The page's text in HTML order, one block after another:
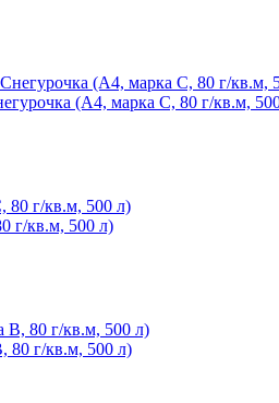
(А4, марка C, 80 г/кв.м,
г/кв.м, 500 л)
80 г/кв.м, 500 л)